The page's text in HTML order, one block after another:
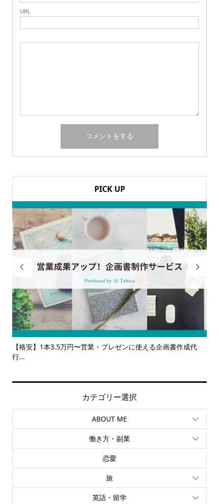
URL
PICK UP

作成代
【サービス一覧】広報・企画・デザインの単発依頼からト

カテゴリー選択
ABOUT ME
働き方・副業
恋愛
旅
英語・留学